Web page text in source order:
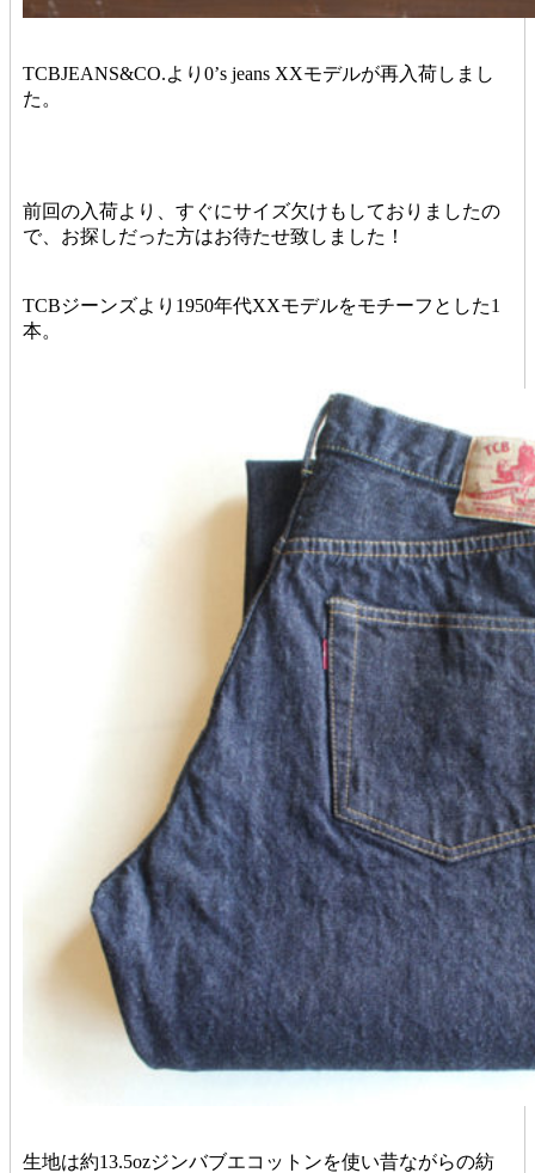
TCBJEANS&CO.より0’s jeans XXモデルが再入荷しまし
た。
前回の入荷より、すぐにサイズ欠けもしておりましたの
で、お探しだった方はお待たせ致しました！
TCBジーンズより1950年代XXモデルをモチーフとした1
本。
生地は約13.5ozジンバブエコットンを使い昔ながらの紡